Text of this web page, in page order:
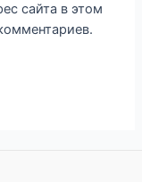
сайта в этом